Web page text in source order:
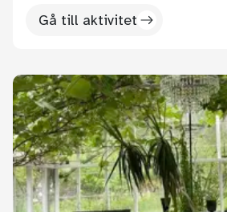
Gå till aktivitet